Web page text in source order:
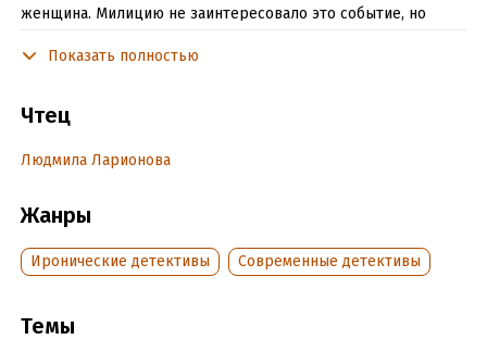
женщина. Милицию не заинтересовало это событие, но
поступка. Она принялась разыскивать людей, которые знали
погибшей недавно ушли из жизни точно таким же образом.
бывает…
Подробная информация
Дата написания: 1 января 2000
Показать полностью
Чтец
Людмила Ларионова
Жанры
Иронические детективы Современные детективы
Темы